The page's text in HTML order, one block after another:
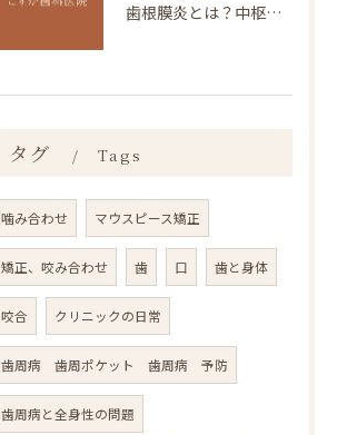
歯根膜炎とは？中枢神経感作や症状・治療法の解説
タグ Tags
噛み合わせ マウスピース矯正
矯正、咬み合わせ 歯 口 歯と身体
咬合 クリニックの日常
歯周病 歯周ポケット 歯周病 予防
歯周病と全身性の問題